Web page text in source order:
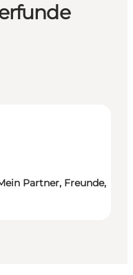
Partner, Freunde,